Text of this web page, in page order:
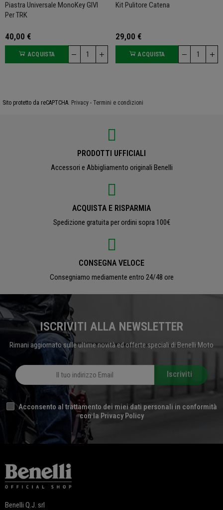
Piastra Universale MonoKey GIVI
Per TRK
40,00 €
ACQUISTA
Kit Pulitore Catena
29,00 €
ACQUISTA
Sito protetto da reCAPTCHA. Privacy - Termini e condizioni
PRODOTTI UFFICIALI
Accessori e Abbigliamento originali Benelli
ACQUISTA E RISPARMIA
Spedizione gratuita per ordini sopra 100€
CONSEGNA VELOCE
Consegniamo mediamente entro 24/48 ore
ISCRIVITI ALLA NEWSLETTER
Rimani aggiornato sulle ultime novità ed offerte speciali di Benelli Moto
Iscriviti
Acconsento al trattamento dei miei dati personali in conformità
con la Privacy Policy
Benelli Q.J. srl